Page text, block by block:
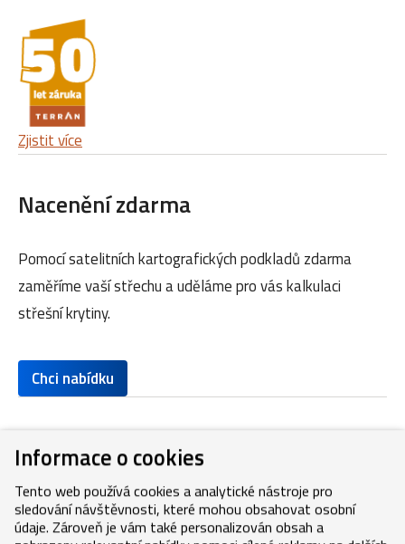
Zjistit více
Nacenění zdarma
Pomocí satelitních kartografických podkladů zdarma
zaměříme vaší střechu a uděláme pro vás kalkulaci
střešní krytiny.
Chci nabídku
Pro realizátory
Můžete požádat o odbornou pomoc i naše obchodní
zástupce, obchodní oddělení telefonicky, písemně, e-
Informace o cookies
Tento web používá cookies a analytické nástroje pro
sledování návštěvnosti, které mohou obsahovat osobní
údaje. Zároveň je vám také personalizován obsah a